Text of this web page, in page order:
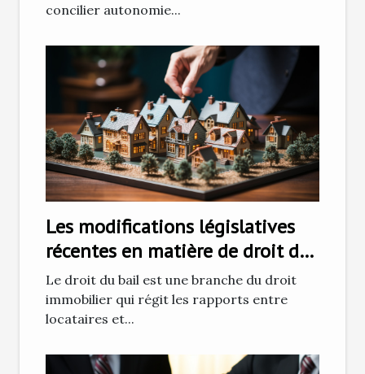
concilier autonomie...
Les modifications législatives
récentes en matière de droit du
bail et leurs impacts sur les
locataires
Le droit du bail est une branche du droit
immobilier qui régit les rapports entre
locataires et...